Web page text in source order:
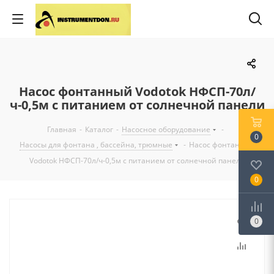
Насос фонтанный Vodotok НФСП-70л/
ч-0,5м с питанием от солнечной панели
Главная - Каталог - Насосное оборудование
-
Насосы для фонтана , бассейна, трюмные
- Насос фонтанный
Vodotok НФСП-70л/ч-0,5м с питанием от солнечной панели
0
0
0